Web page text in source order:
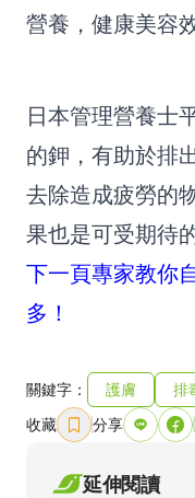
營養，健康美容
日本管理營養士
的鉀，有助於排
去除造成疲勞的
果也是可受期待的
下一頁專家教你
多！
關鍵字： 護膚 排
收藏
分享
延伸閱讀